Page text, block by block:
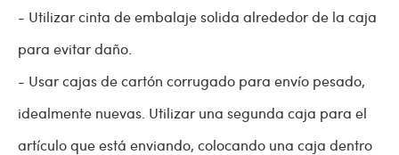
- Utilizar cinta de embalaje solida alrededor de la caja
para evitar daño.
- Usar cajas de cartón corrugado para envío pesado,
idealmente nuevas. Utilizar una segunda caja para el
artículo que está enviando, colocando una caja dentro